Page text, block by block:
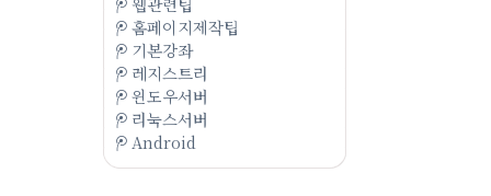
홈페이지제작팁
기본강좌
레지스트리
윈도우서버
리눅스서버
Android